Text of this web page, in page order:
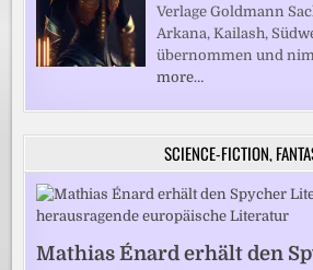
Verlage Goldmann
Arkana, Kailash,
übernommen und
more…
SCIENCE-FICTION,
Mathias Énard erhält den